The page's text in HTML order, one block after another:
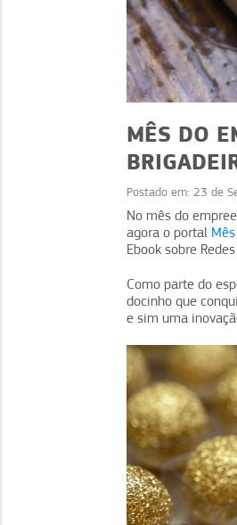
MÊS DO
Postado em: 23 de
No mês do
agora o portal
Ebook sobre
Como parte do
docinho que
e sim uma